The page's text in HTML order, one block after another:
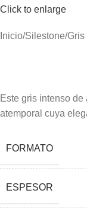
Click to enlarge
Inicio Silestone Gris
Este gris intenso
atemporal cuya
FORMATO
ESPESOR